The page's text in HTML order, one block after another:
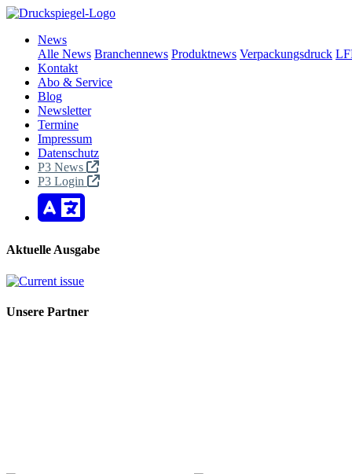
News
Alle News Branchennews Produktnews Verpackungsdruck
Kontakt
Abo & Service
Blog
Newsletter
Termine
Impressum
Datenschutz
P3 News
P3 Login
Aktuelle Ausgabe
Unsere Partner